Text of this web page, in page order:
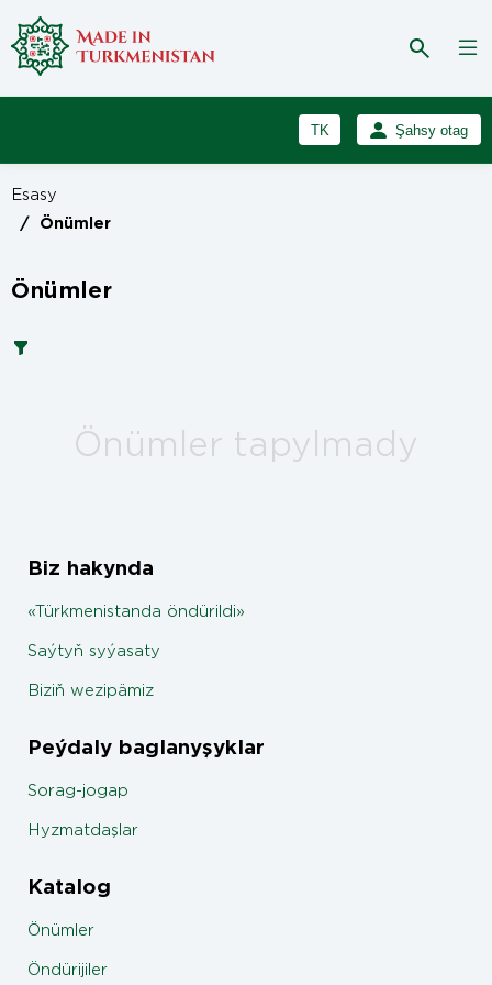
TK
RU
Şahsy otag
Esasy
/ Önümler
Önümler
Önümler tapylmady
Biz hakynda
«Türkmenistanda öndürildi»
Saýtyň syýasaty
Biziň wezipämiz
Peýdaly baglanyşyklar
Sorag-jogap
Hyzmatdaşlar
Katalog
Önümler
Öndürijiler